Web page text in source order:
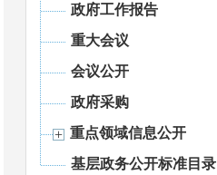
政府工作报告
重大会议
会议公开
政府采购
重点领域信息公开
基层政务公开标准目录